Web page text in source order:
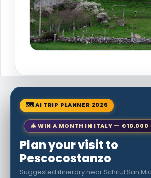
🗺 AI TRIP PLANNER 2026
🎄 WIN A MONTH IN ITALY — €10,000
Plan your visit to
Pescocostanzo
Suggested itinerary near Schitul San